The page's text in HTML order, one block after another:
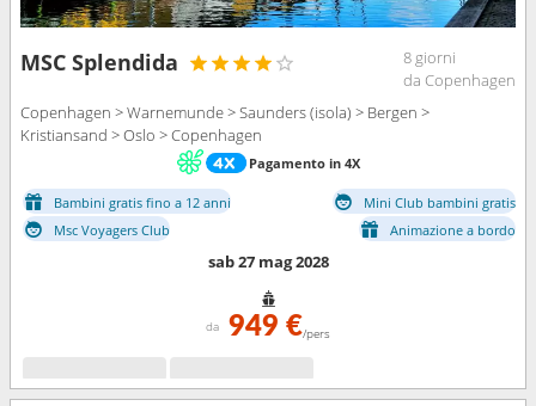
MSC Splendida
8 giorni
da Copenhagen
Copenhagen > Warnemunde > Saunders (isola) > Bergen >
Kristiansand > Oslo > Copenhagen
Pagamento in 4X
Bambini gratis fino a 12 anni
Mini Club bambini gratis
Msc Voyagers Club
Animazione a bordo
sab 27 mag 2028
da 949 €/pers